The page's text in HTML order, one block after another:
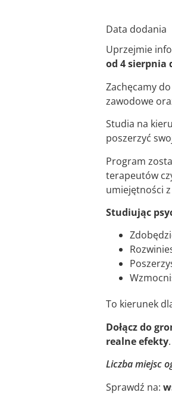
Data dodania
Uprzejmie
od 4 sierpnia
Zachęcamy
zawodowe
Studia na
poszerzyć
Program
terapeutów
umiejętności
Studiując
To kierunek
Dołącz do
realne efekty.
Liczba miejsc
Sprawdź na: